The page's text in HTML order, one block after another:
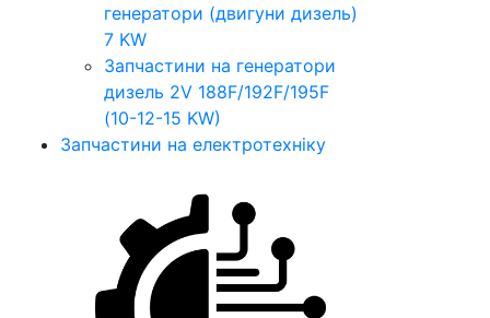
генератори (двигуни дизель)
7 KW
Запчастини на генератори
дизель 2V 188F/192F/195F
(10-12-15 KW)
Запчастини на електротехніку